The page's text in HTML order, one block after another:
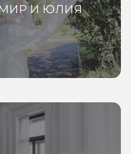
И ЮЛИЯ